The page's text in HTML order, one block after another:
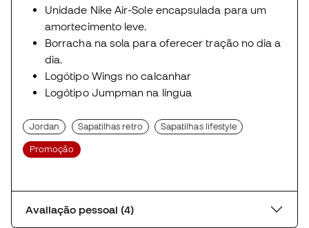
Unidade Nike Air-Sole encapsulada para um
amortecimento leve.
Borracha na sola para oferecer tração no dia a
dia.
Logótipo Wings no calcanhar
Logótipo Jumpman na língua
Jordan Sapatilhas retro Sapatilhas lifestyle
Promoção
Avaliação pessoal (4)